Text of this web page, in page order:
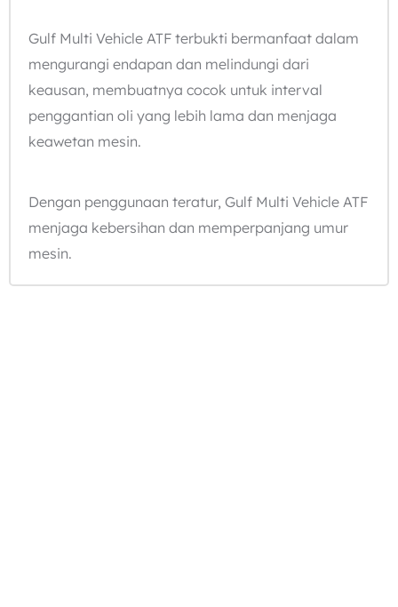
Gulf Multi Vehicle ATF terbukti bermanfaat dalam
mengurangi endapan dan melindungi dari
keausan, membuatnya cocok untuk interval
penggantian oli yang lebih lama dan menjaga
keawetan mesin.
Dengan penggunaan teratur, Gulf Multi Vehicle ATF
menjaga kebersihan dan memperpanjang umur
mesin.